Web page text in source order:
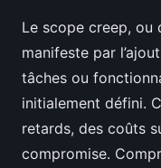
Le scope creep, ou
manifeste par
tâches ou
initialement défini.
retards, des coûts
compromise.